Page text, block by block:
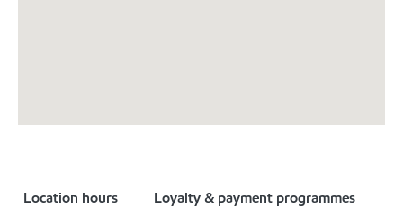
Location hours Loyalty & payment programmes